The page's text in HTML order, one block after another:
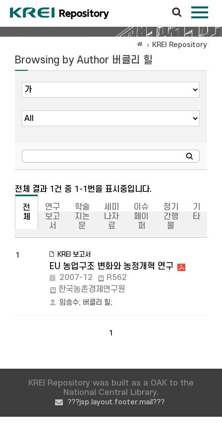
KREI Repository
Browsing by Author 버클리 힐
전체 결과 1건 중 1-1번을 표시중입니다.
전
체
연구
보고
서
학술
지논
문
세미
나자
료
이슈
페이
퍼
정기
간행
물
기
타
1 KREI 보고서
EU 농업구조 변화와 농정개혁 연구
2007-12
R562
한국농촌경제연구원
임송수; 버클리 힐;
1
KREI Repository was built as a OAK to the
National Central Library.
???jsp.layout.footer.mail???